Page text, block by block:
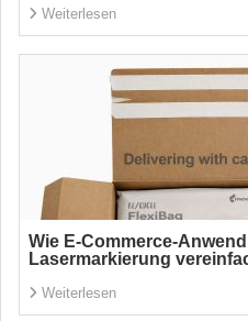
Weiterlesen
Wie E-Commerce-
Lasermarkierung
Weiterlesen